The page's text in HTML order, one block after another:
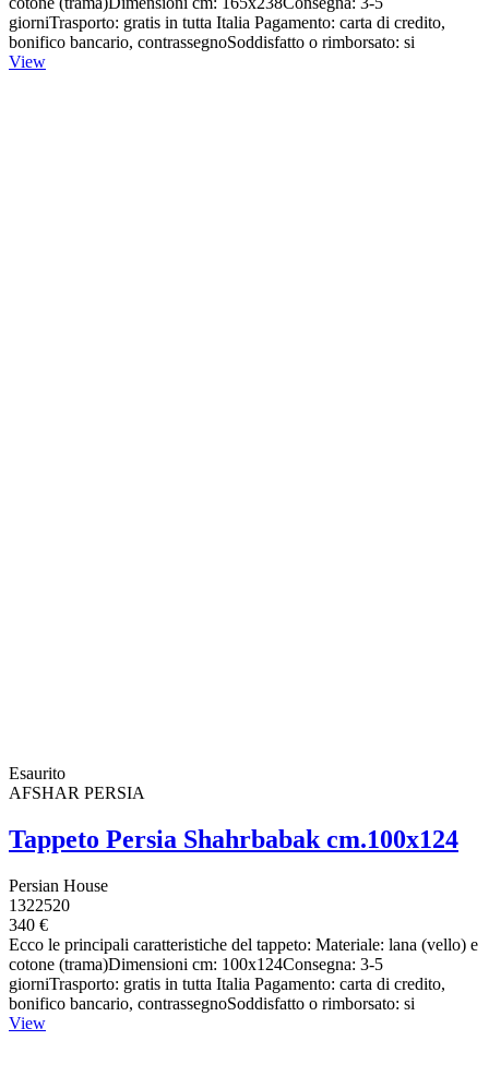
giorniTrasporto: gratis in tutta Italia Pagamento: carta di credito,
bonifico bancario, contrassegnoSoddisfatto o rimborsato: si
View
Esaurito
AFSHAR PERSIA
Tappeto Persia Shahrbabak cm.100x124
Persian House
1322520
340 €
Ecco le principali caratteristiche del tappeto: Materiale: lana (vello) e
cotone (trama)Dimensioni cm: 100x124Consegna: 3-5
giorniTrasporto: gratis in tutta Italia Pagamento: carta di credito,
bonifico bancario, contrassegnoSoddisfatto o rimborsato: si
View